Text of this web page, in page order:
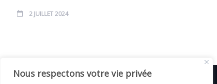
Nous respectons votre vie privée
2 JUILLET 2024